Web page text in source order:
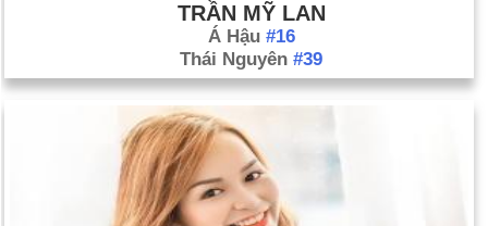
TRẦN MỸ LAN
Á Hậu #16
Thái Nguyên #39